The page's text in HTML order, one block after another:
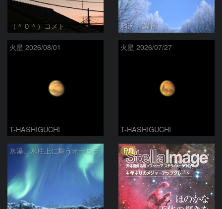
（＾０＾）コメト 駒沢 満晴
火星 2026/08/01
T-HASHIGUCHI
火星 2026/07/27
T-HASHIGUCHI
氷瀑、氷柱上に舞うオーロラ PR